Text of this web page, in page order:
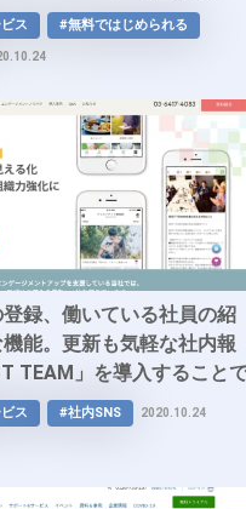
自社管理しながら企業の
ませんか？
ス
#無料ではじめられる
録、働いている社員の紹
能。更新も気軽な社内報
TEAM」を導入すること
ジメント、定着率の向上
か？
ス #社内SNS 2020.10.24